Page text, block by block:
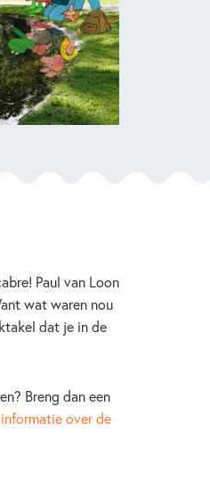
Paul van Loon
wat waren nou
dat je in de
Breng dan een
over de